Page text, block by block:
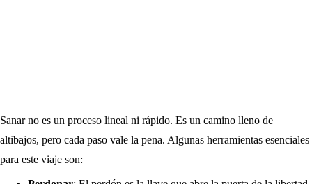
Sanar no es un proceso lineal ni rápido. Es un camino lleno de
altibajos, pero cada paso vale la pena. Algunas herramientas esenciales
para este viaje son: